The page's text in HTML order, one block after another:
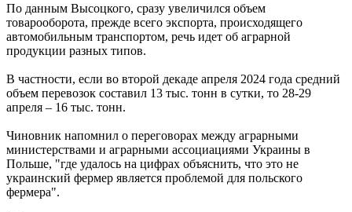
По данным Высоцкого, сразу увеличился объем
товарооборота, прежде всего экспорта, происходящего
автомобильным транспортом, речь идет об аграрной
продукции разных типов.
В частности, если во второй декаде апреля 2024 года средний
объем перевозок составил 13 тыс. тонн в сутки, то 28-29
апреля – 16 тыс. тонн.
Чиновник напомнил о переговорах между аграрными
министерствами и аграрными ассоциациями Украины в
Польше, "где удалось на цифрах объяснить, что это не
украинский фермер является проблемой для польского
фермера".